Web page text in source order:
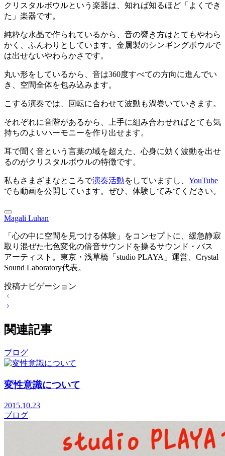
クリスタルボウルという楽器は、知れば知るほど「よくでき
た」楽器です。
純粋な水晶で作られているから、音の響き方はとてもやわら
かく、ふんわりとしています。金属製のシンギングボウルで
は出せないやわらかさです。
丸い形をしているから、音は360度すべての方向に進んでい
き、空間全体を包み込みます。
こする演奏では、回転に合わせて波動も渦巻いていきます。
それぞれに音階があるから、上手に組み合わせればとても気
持ちのよいハーモニーを作り出せます。
耳で聞く音という言葉の域を超えた、心身に効く波動を出せ
るのがクリスタルボウルの特徴です。
私もさまざまなところで演奏活動をしていますし、 YouTube
でも動画を公開しています。ぜひ、体験してみてください。
Magali Luhan
「心の中に空間を見つける体験」をコンセプトに、緩急静寂
取り混ぜた七色変化の倍音サウンドを操るサウンド・バス
アーティスト。東京・浅草橋「studio PLAYA」運営、Crystal
Sound Laboratory代表。
投稿ナビゲーション
関連記事
ブログ
変性意識について
2015.10.23
ブログ